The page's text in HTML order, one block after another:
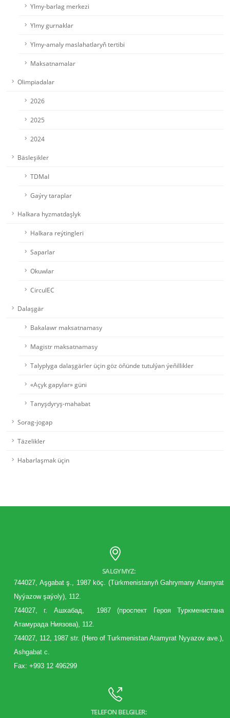
Ylmy-barlag merkezi
Ylmy gurnaklar
Ylmy-amaly maslahatlaryň tertibi
Maksatnamalar
Olimpiadalar
2026
2025
2024
Bäsleşikler
TDMaI
Gaýry taraplar
Halkara hyzmatdaşlyk
Halkara reýtingleri
Saparlar
Okuwlar
CirculEC
Dalaşgär
Bakalawr maksatnamasy
Magistr maksatnamasy
Talyplyga dalaşgärler üçin göz öňünde tutulýan ýeňillikler
«Açyk gapylar» güni
Tanyşdyryş-mahabat
Sorag-jogap
Täzelikler
Habarlaşmak üçin
SALGYMYZ:
744027, Aşgabat ş., 1987 köç. (Türkmenistanyň Gahrymany Atamyrat
Nyýazow şaýoly), 112.
744027, г. Aшхабад, 1987 (проспект
Героя Туркменистана
Атамурада Ниязова), 112.
744027, 112, 1987 str. (Hero of Turkmenistan Atamyrat Nyyazov ave.),
Ashgabat c.
Fax: +993 12 496299
TELEFON BELGILER: